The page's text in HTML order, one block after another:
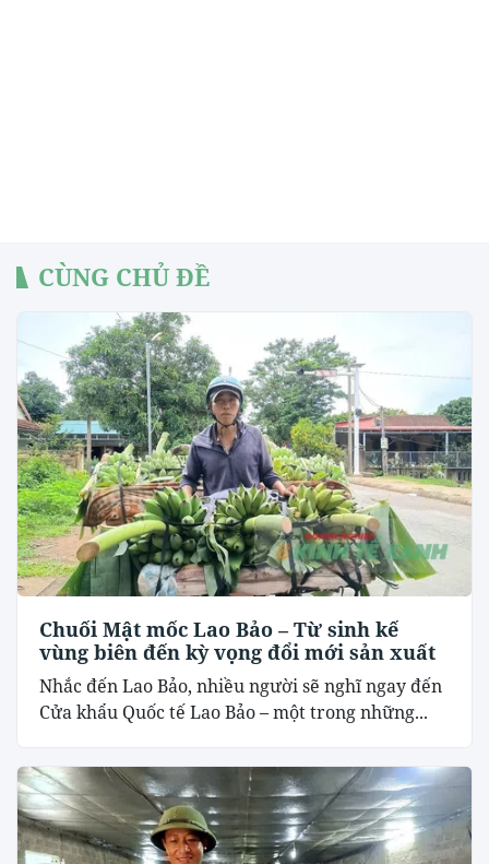
CÙNG CHỦ ĐỀ
Chuối Mật mốc Lao Bảo – Từ sinh kế
vùng biên đến kỳ vọng đổi mới sản xuất
Nhắc đến Lao Bảo, nhiều người sẽ nghĩ ngay đến
Cửa khẩu Quốc tế Lao Bảo – một trong những...